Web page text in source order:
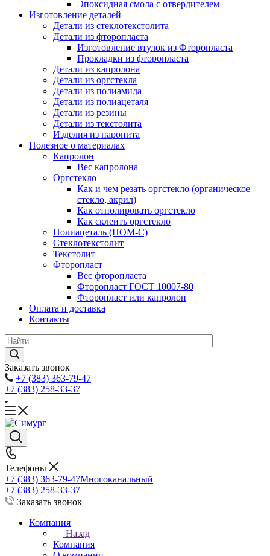
Эпоксидная смола с отвердителем
Изготовление деталей
Детали из стеклотекстолита
Детали из фторопласта
Изготовление втулок из Фторопласта
Прокладки из фторопласта
Детали из капролона
Детали из оргстекла
Детали из полиамида
Детали из полиацеталя
Детали из резины
Детали из текстолита
Изделия из паронита
Полезное о материалах
Капролон
Вес капролона
Оргстекло
Как и чем резать оргстекло (органическое
стекло, акрил)
Как отполировать оргстекло
Как склеить оргстекло
Полиацеталь (ПОМ-С)
Стеклотекстолит
Текстолит
Фторопласт
Вес фторопласта
Фторопласт ГОСТ 10007-80
Фторопласт или капролон
Оплата и доставка
Контакты
Заказать звонок
+7 (383) 363-79-47
+7 (383) 258-33-37
Телефоны
+7 (383) 363-79-47Многоканальный
+7 (383) 258-33-37
Заказать звонок
Компания
Назад
Компания